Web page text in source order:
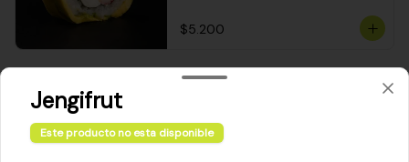
$5.200
Jengifrut
Este producto no esta disponible